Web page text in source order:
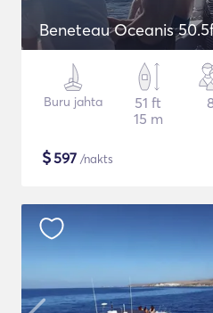
Beneteau Oceanis
Buru jahta
51 ft
15 m
$597 /nakts